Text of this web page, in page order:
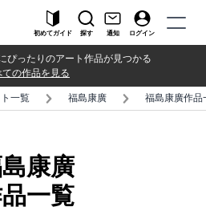
初めてガイド 探す 通知 ログイン
ぴったりのアート作品が見つかる
ての作品を見る
一覧 福島康廣 福島康廣作品
康廣
一覧